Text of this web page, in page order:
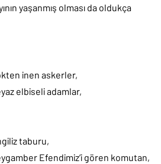
yaşanmış olması da oldukça
inen askerler,
elbiseli adamlar,
taburu,
Efendimiz’i gören komutan,